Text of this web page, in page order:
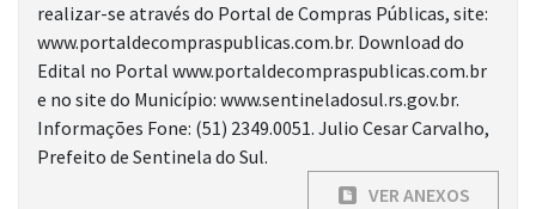
realizar-se através do Portal de Compras Públicas, site:
www.portaldecompraspublicas.com.br. Download do
Edital no Portal www.portaldecompraspublicas.com.br
e no site do Município: www.sentineladosul.rs.gov.br.
Informações Fone: (51) 2349.0051. Julio Cesar Carvalho,
Prefeito de Sentinela do Sul.
VER ANEXOS